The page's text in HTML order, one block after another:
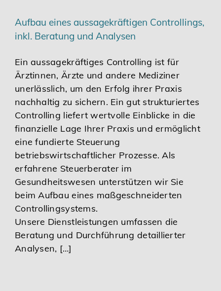
Aufbau eines aussagekräftigen Controllings,
inkl. Beratung und Analysen
Ein aussagekräftiges Controlling ist für
Ärztinnen, Ärzte und andere Mediziner
unerlässlich, um den Erfolg ihrer Praxis
nachhaltig zu sichern. Ein gut strukturiertes
Controlling liefert wertvolle Einblicke in die
finanzielle Lage Ihrer Praxis und ermöglicht
eine fundierte Steuerung
betriebswirtschaftlicher Prozesse. Als
erfahrene Steuerberater im
Gesundheitswesen unterstützen wir Sie
beim Aufbau eines maßgeschneiderten
Controllingsystems.
Unsere Dienstleistungen umfassen die
Beratung und Durchführung detaillierter
Analysen, […]